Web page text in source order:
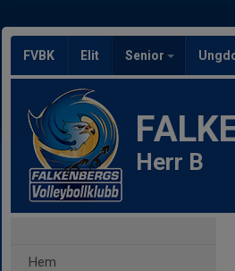
FVBK Elit Senior
Herr B
Hem